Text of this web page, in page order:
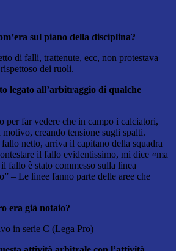
sul piano della disciplina?
di falli, trattenute, ecc, non protestava
dei ruoli.
legato all’arbitraggio di qualche
per far vedere che in campo i calciatori,
motivo, creando tensione sugli spalti.
netto, arriva il capitano della squadra
il fallo evidentissimo, mi dice «ma
fallo è stato commesso sulla linea
– Le linee fanno parte delle aree che
era già notaio?
in serie C (Lega Pro)